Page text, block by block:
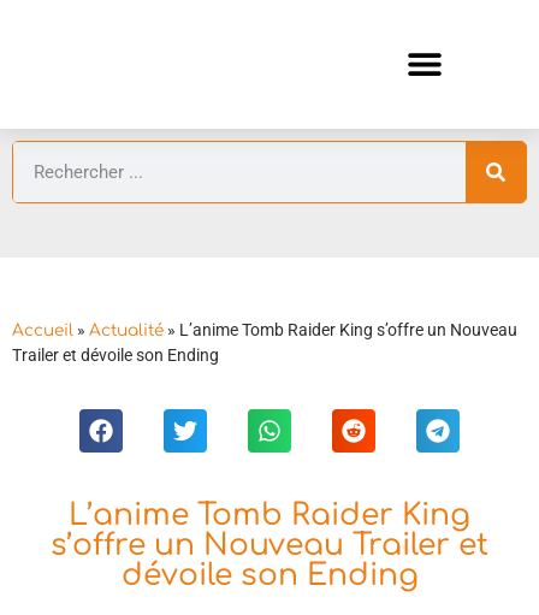
Accueil » Actualité » L’anime Tomb Raider King s’offre un Nouveau
Trailer et dévoile son Ending
L’anime Tomb Raider King
s’offre un Nouveau Trailer et
dévoile son Ending